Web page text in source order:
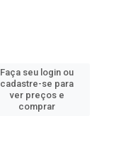
Faça seu login ou
cadastre-se para
ver preços e
comprar